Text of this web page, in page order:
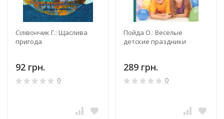
Сілівончик Г.: Щаслива
пригода
92 грн.
0
Пойда О.: Веселые
детские праздники
289 грн.
0